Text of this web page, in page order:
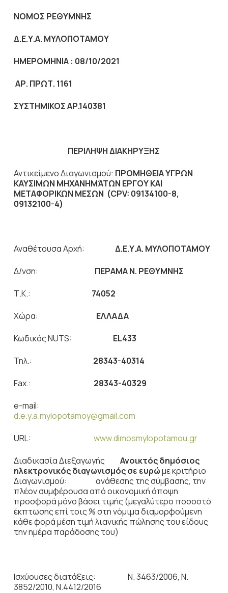
ΝΟΜΟΣ ΡΕΘΥΜΝΗΣ
Δ.Ε.Υ.Α. ΜΥΛΟΠΟΤΑΜΟΥ
ΗΜΕΡΟΜΗΝΙΑ : 08/10/2021
ΑΡ. ΠΡΩΤ. 1161
ΣΥΣΤΗΜΙΚΟΣ ΑΡ.140381
ΠΕΡΙΛΗΨΗ ΔΙΑΚΗΡΥΞΗΣ
Αντικείμενο Διαγωνισμού: ΠΡΟΜΗΘΕΙΑΥΓΡΩΝ
ΚΑΥΣΙΜΩΝ ΜΗΧΑΝΗΜΆΤΩΝ ΕΡΓΟΥ ΚΑΙ
ΜΕΤΑΦΟΡΙΚΩΝ ΜΕΣΩΝ (CPV: 09134100-8,
09132100-4)
Αναθέτουσα Αρχή: Δ.Ε.Υ.Α. ΜΥΛΟΠΟΤΑΜΟΥ
Δ/νση: ΠΕΡΑΜΑ Ν. ΡΕΘΥΜΝΗΣ
Τ.Κ.: 74052
Χώρα: ΕΛΛΑΔΑ
Κωδικός NUTS: EL433
Τηλ.: 28343-40314
Fax.: 28343-40329
e-mail:
d.e.y.a.mylopotamoy@gmail.com
URL: www.dimosmylopotamou.gr
Διαδικασία Διεξαγωγής Ανοικτός δημόσιος
ηλεκτρονικός διαγωνισμός σε ευρώμε κριτήριο
Διαγωνισμού: ανάθεσης της σύμβασης, την
πλέον συμφέρουσα από οικονομική άποψη
προσφορά μόνο βάσει τιμής (μεγαλύτερο ποσοστό
έκπτωσης επί τοις % στη νόμιμα διαμορφούμενη
κάθε φορά μέση τιμή λιανικής πώλησης του είδους
την ημέρα παράδοσης του)
Ισχύουσες διατάξεις: Ν. 3463/2006, Ν.
3852/2010, Ν.4412/2016